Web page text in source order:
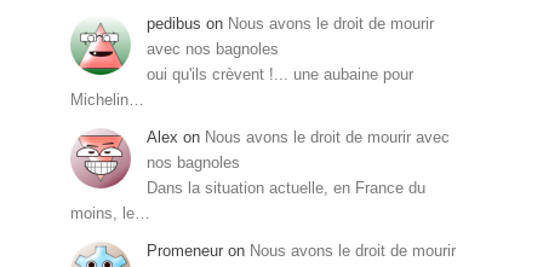
pedibus on Nous avons le droit de mourir
avec nos bagnoles
oui qu'ils crèvent !... une aubaine pour
Michelin…
Alex on Nous avons le droit de mourir avec
nos bagnoles
Dans la situation actuelle, en France du
moins, le…
Promeneur on Nous avons le droit de mourir